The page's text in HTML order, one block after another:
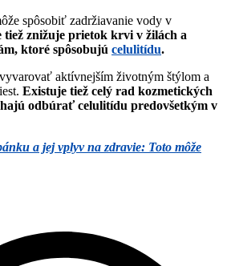
spôsobiť zadržiavanie vody v
tiež znižuje prietok krvi v žilách a
ktoré spôsobujú celulitídu.
aktívnejším životným štýlom a
Existuje tiež celý rad kozmetických
odbúrať celulitídu predovšetkým v
a jej vplyv na zdravie: Toto môže